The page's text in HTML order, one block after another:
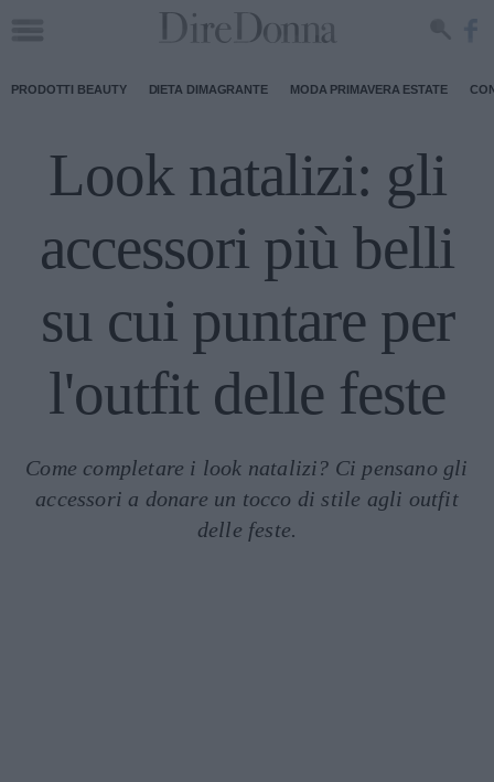
PRODOTTI BEAUTY DIETA DIMAGRANTE MODA PRIMAVERA ESTATE
Look natalizi: gli
accessori più belli
su cui puntare per
l'outfit delle feste
Come completare i look natalizi? Ci pensano gli
accessori a donare un tocco di stile agli outfit
delle feste.